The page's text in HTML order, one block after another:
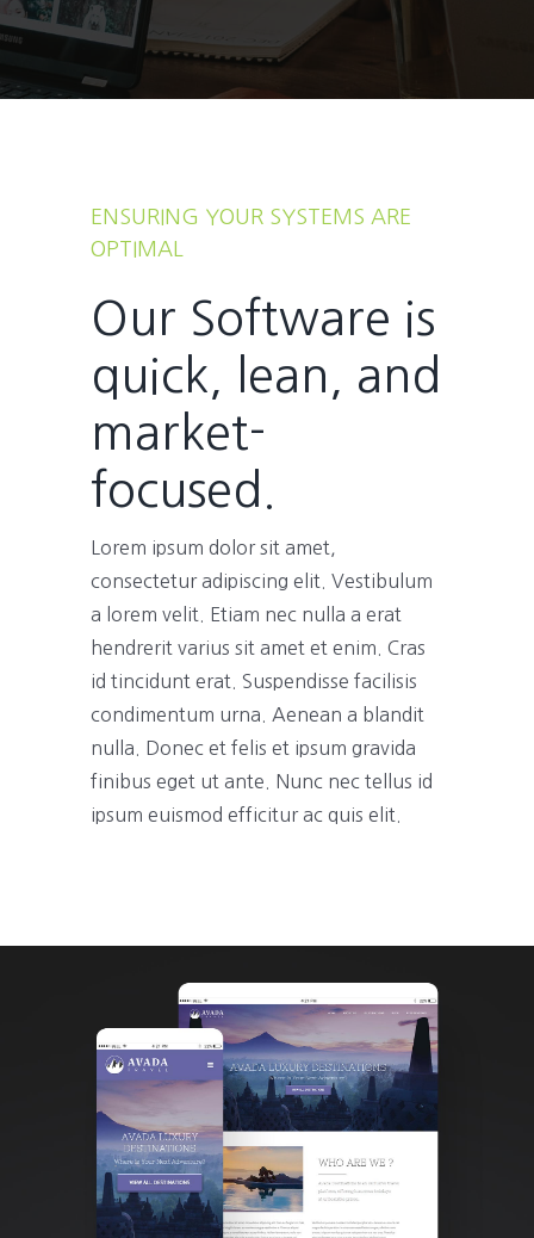
ENSURING YOUR SYSTEMS ARE
OPTIMAL
Our Software is
quick, lean, and
market-
focused.
Lorem ipsum dolor sit amet,
consectetur adipiscing elit. Vestibulum
a lorem velit. Etiam nec nulla a erat
hendrerit varius sit amet et enim. Cras
id tincidunt erat. Suspendisse facilisis
condimentum urna. Aenean a blandit
nulla. Donec et felis et ipsum gravida
finibus eget ut ante. Nunc nec tellus id
ipsum euismod efficitur ac quis elit.